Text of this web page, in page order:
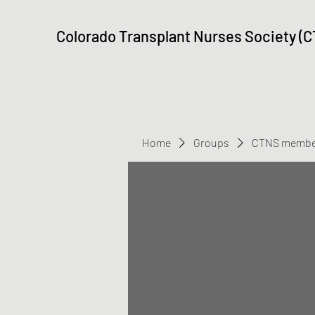
Colorado Transplant Nurses Society
Home Groups CTNS